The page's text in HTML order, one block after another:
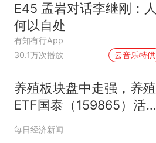
E45 孟岩对话李继刚：人
何以自处
有知有行App
30.1万次播放
云音乐特供
养殖板块盘中走强，养殖
ETF国泰（159865）活跃
涨逾2%
每日经济新闻